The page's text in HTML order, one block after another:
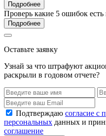
Подробнее
Проверь какие 5 ошибок
Подробнее
Оставьте заявку
Узнай за что штрафуют
раскрыли в годовом отчете?
Подтверждаю согласие с
персональных данных и
соглашение